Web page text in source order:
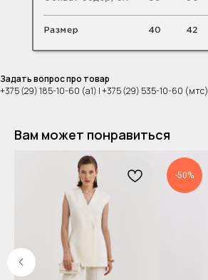
Задать вопрос про товар
+375 (29) 185-10-60 (а1) | +375 (29) 535-10-60 (мтс)
Вам может понравиться
-50%